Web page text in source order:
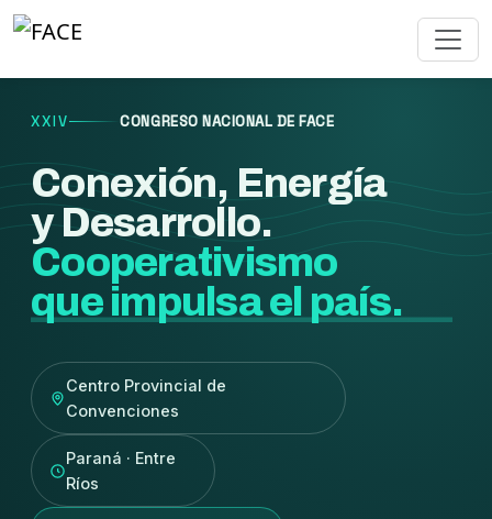
XXIV CONGRESO NACIONAL DE FACE
Conexión, Energía
y Desarrollo.
Cooperativismo
que impulsa el país.
Centro Provincial de
Convenciones
Paraná · Entre
Ríos